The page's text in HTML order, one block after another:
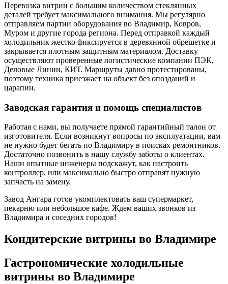
Перевозка витрин с большим количеством стеклянных
деталей требует максимального внимания. Мы регулярно
отправляем партии оборудования во Владимир, Ковров,
Муром и другие города региона. Перед отправкой каждый
холодильник жестко фиксируется в деревянной обрешетке и
закрывается плотным защитным материалом. Доставку
осуществляют проверенные логистические компании ПЭК,
Деловые Линии, КИТ. Маршруты давно протестированы,
поэтому техника приезжает на объект без опозданий и
царапин.
Заводская гарантия и помощь специалистов
Работая с нами, вы получаете прямой гарантийный талон от
изготовителя. Если возникнут вопросы по эксплуатации, вам
не нужно будет бегать по Владимиру в поисках ремонтников.
Достаточно позвонить в нашу службу заботы о клиентах.
Наши опытные инженеры подскажут, как настроить
контроллер, или максимально быстро отправят нужную
запчасть на замену.
Завод Ангара готов укомплектовать ваш супермаркет,
пекарню или небольшое кафе. Ждем ваших звонков из
Владимира и соседних городов!
Кондитерские витрины во Владимире
Гастрономические холодильные
витрины во Владимире